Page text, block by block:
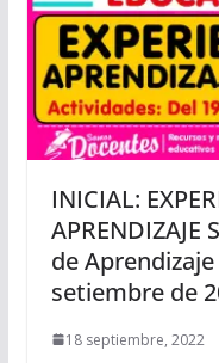
INICIAL:
APRENDIZAJE
de
setiembre de
18 septiembre, 2022